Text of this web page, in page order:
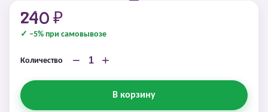
240 ₽
✓ −5% при самовывозе
Количество − +
В корзину